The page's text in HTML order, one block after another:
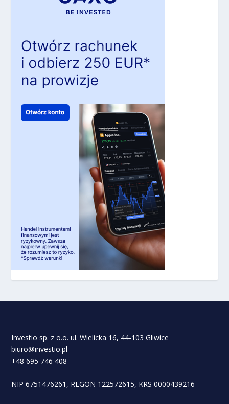
Investio sp. z o.o. ul. Wielicka 16, 44-103 Gliwice
biuro@investio.pl
+48 695 746 408
NIP 6751476261, REGON 122572615, KRS 0000439216